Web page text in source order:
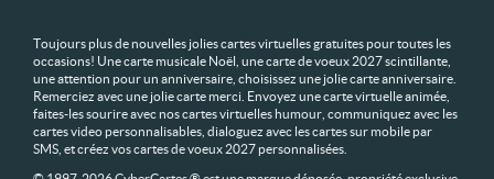
Toujours plus de nouvelles jolies cartes virtuelles gratuites pour toutes les
occasions! Une carte musicale Noël, une carte de voeux 2027 scintillante,
une attention pour un anniversaire, choisissez une jolie carte anniversaire.
Remerciez avec une jolie carte merci. Envoyez une carte virtuelle animée,
faites-les sourire avec nos cartes virtuelles humour, communiquez avec les
cartes video personnalisables, dialoguez avec les cartes sur mobile par
SMS, et créez vos cartes de voeux 2027 personnalisées.